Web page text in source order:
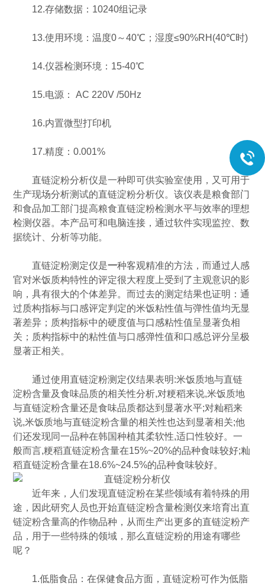
12.存储数据：10240组记录
13.使用环境：温度0～40℃；湿度≤90%RH(40℃时)
14.仪器检测环境：15-40℃
15.电源： AC 220V /50Hz
16.内置微型打印机
17.精度：0.001%
直链淀粉分析仪是一种即可供实验室使用，又可用于
生产现场分析测试的直链淀粉分析仪。该仪表是粮食部门
和食品加工部门提高粮食直链淀粉检测水平与效率的理想
检测仪器。本产品可和电脑连接，通过软件实现监控、数
据统计、分析等功能。
直链淀粉测定仪是一种客观精准的方法，而通过人感
官对米饭质构特性的评定很大程度上受到了主观意识的影
响，具有很大的个体差异。而过去的测定结果也证明：通
过质构指标与口感评定判定的米饭粘性值与弹性值均无显
著差异；质构指标中的硬度值与口感粘性值呈显著负相
关；质构指标中的粘性值与口感弹性值和口感总评分呈极
显著正相关。
通过使用直链淀粉测定仪结果表明:米饭质地与直链
淀粉含量及食味品质的相关性分析,对粳稻来说,米饭质地
与直链淀粉含量还是食味品质都达到显著水平;对籼稻来
说,米饭质地与直链淀粉含量的相关性也达到显著相关;他
们还发现同一品种在韩国种植其柔软性,适口性较好。一
般而言,粳稻直链淀粉含量在15%~20%的品种食味较好;籼
稻直链淀粉含量在18.6%~24.5%的品种食味较好。
近年来，人们发现直链淀粉在某些领域有着特殊的用
途，因此研究人员也开始直链淀粉含量检测仪来培育出直
链淀粉含量高的作物品种，从而生产出更多的直链淀粉产
品，用于一些特殊的领域，那么直链淀粉的用途有哪些
呢？
1.低脂食品：在保健食品方面，直链淀粉可作为低脂